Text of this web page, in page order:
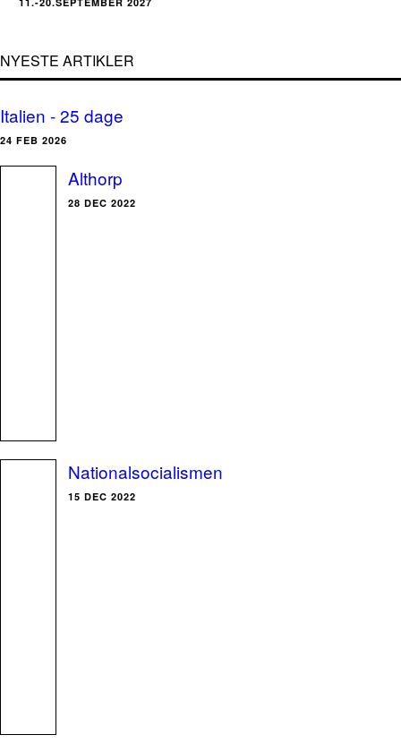
NYESTE ARTIKLER
Italien - 25 dage
24 FEB 2026
Althorp
28 DEC 2022
Nationalsocialismen
15 DEC 2022